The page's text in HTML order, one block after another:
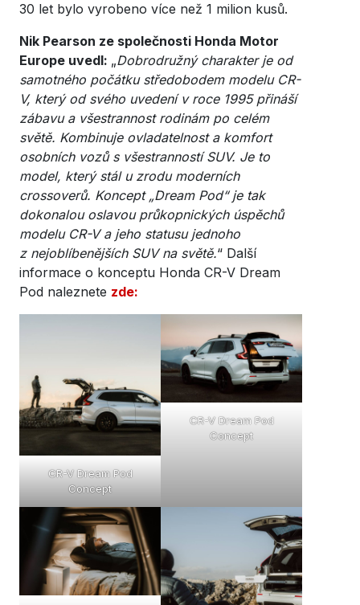
30 let bylo vyrobeno více než 1 milion kusů.
Nik Pearson ze společnosti Honda Motor
Europe uvedl: „Dobrodružný charakter je od
samotného počátku středobodem modelu CR-
V, který od svého uvedení v roce 1995 přináší
zábavu a všestrannost rodinám po celém
světě. Kombinuje ovladatelnost a komfort
osobních vozů s všestranností SUV. Je to
model, který stál u zrodu moderních
crossoverů. Koncept „Dream Pod“ je tak
dokonalou oslavou průkopnických úspěchů
modelu CR-V a jeho statusu jednoho
z nejoblíbenějších SUV na světě.“ Další
informace o konceptu Honda CR-V Dream
Pod naleznete zde:
CR-V Dream Pod
Concept
CR-V Dream Pod
Concept